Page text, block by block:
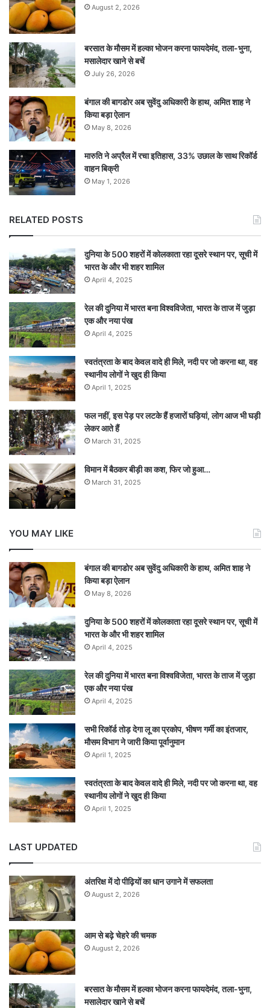
August 2, 2026
बरसात के मौसम में हल्का भोजन करना फायदेमंद, तला-भुना,
मसालेदार खाने से बचें
July 26, 2026
बंगाल की बागडोर अब सुवेंदु अधिकारी के हाथ, अमित शाह ने
किया बड़ा ऐलान
May 8, 2026
मारुति ने अप्रैल में रचा इतिहास, 33% उछाल के साथ रिकॉर्ड
वाहन बिक्री
May 1, 2026
RELATED POSTS
दुनिया के 500 शहरों में कोलकाता रहा दूसरे स्थान पर, सूची में
भारत के और भी शहर शामिल
April 4, 2025
रेल की दुनिया में भारत बना विश्वविजेता, भारत के ताज में जुड़ा
एक और नया पंख
April 4, 2025
स्वतंत्रता के बाद केवल वादे ही मिले, नदी पर जो करना था, वह
स्थानीय लोगों ने खुद ही किया
April 1, 2025
फल नहीं, इस पेड़ पर लटके हैं हजारों घड़ियां, लोग आज भी घड़ी
लेकर आते हैं
March 31, 2025
विमान में बैठकर बीड़ी का कश, फिर जो हुआ…
March 31, 2025
YOU MAY LIKE
बंगाल की बागडोर अब सुवेंदु अधिकारी के हाथ, अमित शाह ने
किया बड़ा ऐलान
May 8, 2026
दुनिया के 500 शहरों में कोलकाता रहा दूसरे स्थान पर, सूची में
भारत के और भी शहर शामिल
April 4, 2025
रेल की दुनिया में भारत बना विश्वविजेता, भारत के ताज में जुड़ा
एक और नया पंख
April 4, 2025
सभी रिकॉर्ड तोड़ देगा लू का प्रकोप, भीषण गर्मी का इंतजार,
मौसम विभाग ने जारी किया पूर्वानुमान
April 1, 2025
स्वतंत्रता के बाद केवल वादे ही मिले, नदी पर जो करना था, वह
स्थानीय लोगों ने खुद ही किया
April 1, 2025
LAST UPDATED
अंतरिक्ष में दो पीढ़ियों का धान उगाने में सफलता
August 2, 2026
आम से बढ़े चेहरे की चमक
August 2, 2026
बरसात के मौसम में हल्का भोजन करना फायदेमंद, तला-भुना,
मसालेदार खाने से बचें